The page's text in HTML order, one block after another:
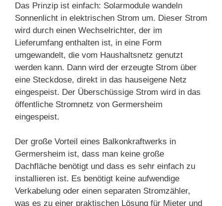
Das Prinzip ist einfach: Solarmodule wandeln
Sonnenlicht in elektrischen Strom um. Dieser Strom
wird durch einen Wechselrichter, der im
Lieferumfang enthalten ist, in eine Form
umgewandelt, die vom Haushaltsnetz genutzt
werden kann. Dann wird der erzeugte Strom über
eine Steckdose, direkt in das hauseigene Netz
eingespeist. Der Überschüssige Strom wird in das
öffentliche Stromnetz von Germersheim
eingespeist.
Der große Vorteil eines Balkonkraftwerks in
Germersheim ist, dass man keine große
Dachfläche benötigt und dass es sehr einfach zu
installieren ist. Es benötigt keine aufwendige
Verkabelung oder einen separaten Stromzähler,
was es zu einer praktischen Lösung für Mieter und